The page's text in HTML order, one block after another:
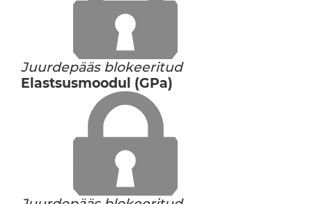
Juurdepääs blokeeritud
Elastsusmoodul (GPa)